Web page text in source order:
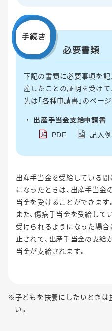
手続き
必要書類
下記の書類に必要事項を記
産したことの証明を受けて
先は「各種申請書 」のペー
出産手当金支給申請書
PDF
記入例
出産手当金を受給している
になったときは、出産手当金
当金を受けることができます。
また、傷病手当金を受給して
受けられるようになった場
止されて、出産手当金の支給
当金が支給されます。
※子どもを扶養にしたいときは
い。